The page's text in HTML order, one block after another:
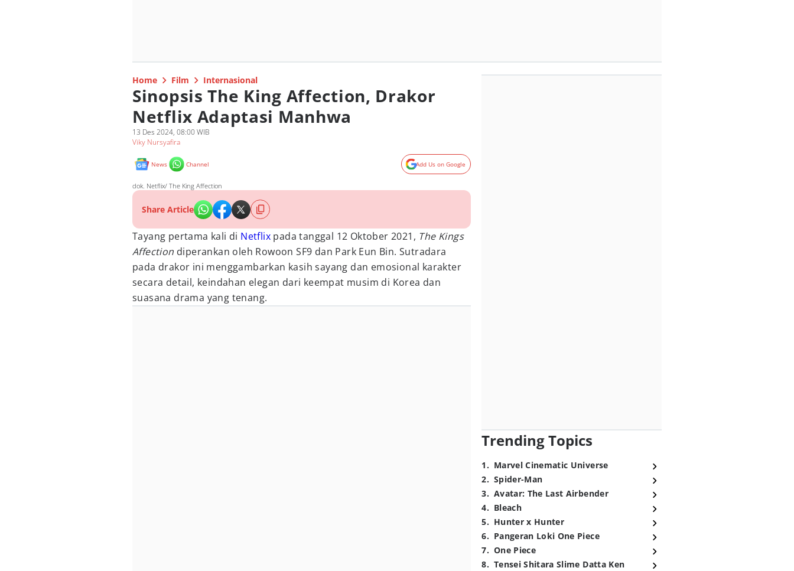
Home Film Internasional
Sinopsis The King Affection, Drakor
Netflix Adaptasi Manhwa
13 Des 2024, 08:00 WIB
Viky Nursyafira
News Channel Add Us on Google
dok. Netflix/ The King Affection
Share Article
Tayang pertama kali di Netflix pada tanggal 12 Oktober 2021, The Kings
Affection diperankan oleh Rowoon SF9 dan Park Eun Bin. Sutradara
pada drakor ini menggambarkan kasih sayang dan emosional karakter
secara detail, keindahan elegan dari keempat musim di Korea dan
suasana drama yang tenang.
Trending Topics
1. Marvel Cinematic Universe
2. Spider-Man
3. Avatar: The Last Airbender
4. Bleach
5. Hunter x Hunter
6. Pangeran Loki One Piece
7. One Piece
8. Tensei Shitara Slime Datta Ken